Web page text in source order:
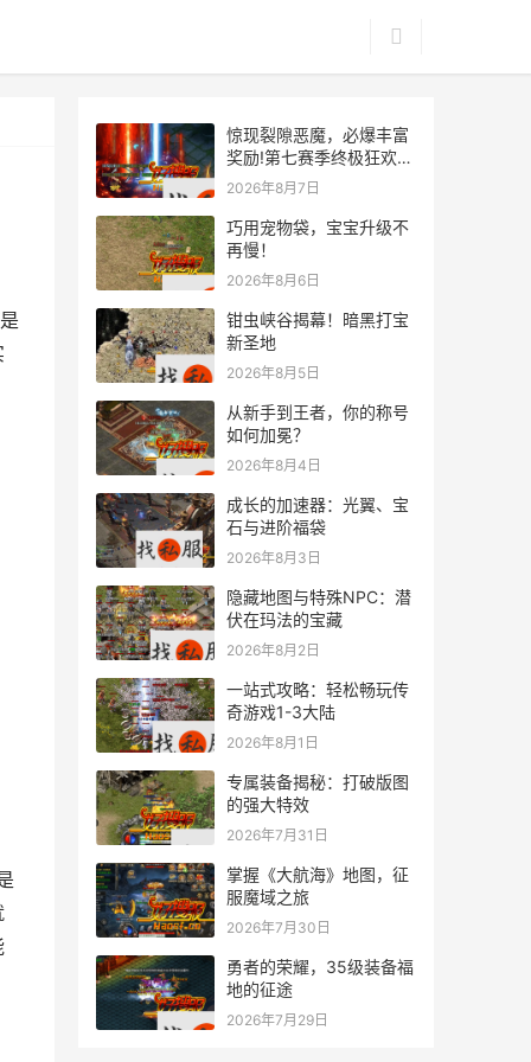
惊现裂隙恶魔，必爆丰富
奖励!第七赛季终极狂欢来
袭
2026年8月7日
巧用宠物袋，宝宝升级不
再慢！
2026年8月6日
钳虫峡谷揭幕！暗黑打宝
新圣地
2026年8月5日
从新手到王者，你的称号
如何加冕？
2026年8月4日
成长的加速器：光翼、宝
石与进阶福袋
2026年8月3日
隐藏地图与特殊NPC：潜
伏在玛法的宝藏
2026年8月2日
一站式攻略：轻松畅玩传
奇游戏1-3大陆
2026年8月1日
专属装备揭秘：打破版图
的强大特效
2026年7月31日
掌握《大航海》地图，征
服魔域之旅
2026年7月30日
勇者的荣耀，35级装备福
地的征途
2026年7月29日